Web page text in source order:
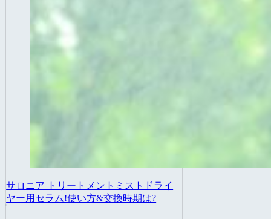
サロニア トリートメントミストドライ
ヤー用セラム!使い方&交換時期は?